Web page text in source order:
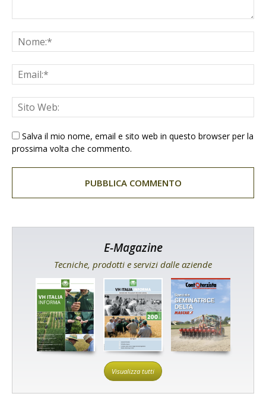
Salva il mio nome, email e sito web in questo browser per la
prossima volta che commento.
E-Magazine
Tecniche, prodotti e servizi dalle aziende
Visualizza tutti